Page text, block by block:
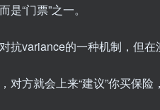
“门票”之一。
抗variance的一种机制，但在
对方就会上来“建议”你买保险